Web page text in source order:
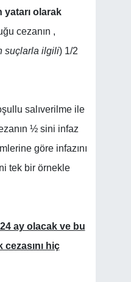
yatarı olarak
cezanın ,
suçlarla ilgili) 1/2
salıverilme ile
½ sini infaz
göre infazını
tek bir örnekle
ay olacak ve bu
hiç